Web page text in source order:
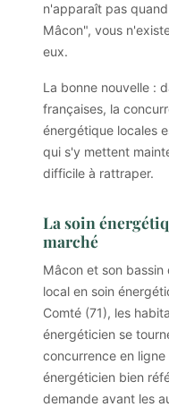
n'apparaît pas
Mâcon", vous
eux.
La bonne nouvelle :
françaises, la
énergétique locales
qui s'y mettent
difficile à rattraper.
La soin
marché
Mâcon et son
local en soin
Comté (71), les
énergéticien se
concurrence en
énergéticien bien
demande avant les